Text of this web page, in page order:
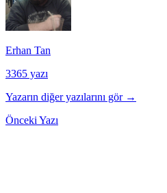
Erhan Tan
3365 yazı
Yazarın diğer yazılarını gör →
Önceki Yazı